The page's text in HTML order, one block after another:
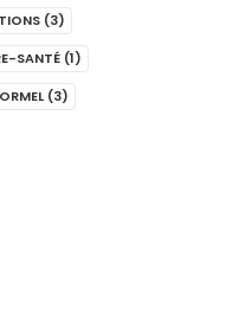
(3)
SANTÉ (1)
(3)